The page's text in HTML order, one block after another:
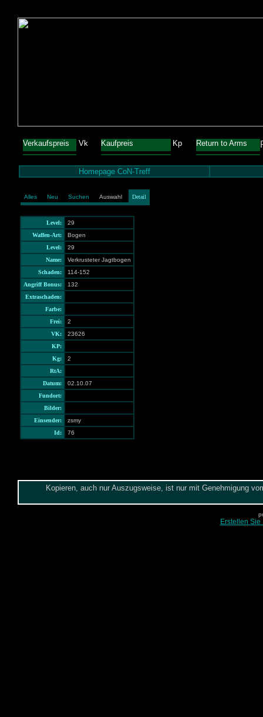
Verkaufspreis Vk Kaufpreis Kp Return to Arms
Homepage CoN-Treff
Alles Neu Suchen Auswahl Detail
Level:
29
Waffen-Art:
Bogen
Level:
29
Name:
Verkrusteter Jagtbogen
Schaden:
114-152
Angriff Bonus:
132
Extraschaden:
Farbe:
Frei:
2
VK:
23626
KP:
Kg:
2
RtA:
Datum:
02.10.07
Fundort:
Bilder:
Einsender:
zsmy
Id:
76
Kopieren, auch nur Auszugsweise, ist nur mit Genehmigung
Erstellen